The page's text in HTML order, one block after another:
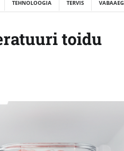
TEHNOLOOGIA TERVIS VABAAEG
toidu